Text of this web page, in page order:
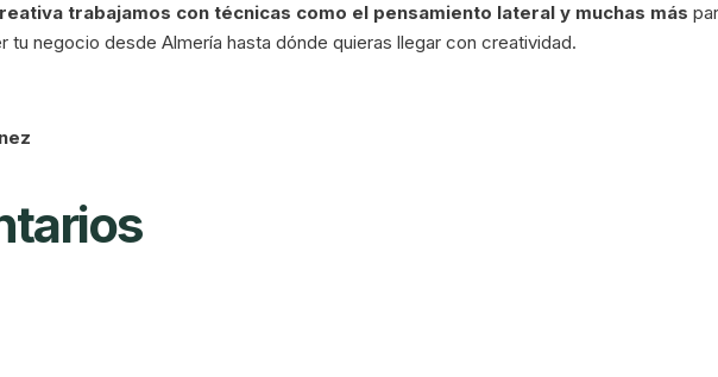
trabajamos con técnicas como el pensamiento lateral y muchas más
tu negocio desde Almería hasta dónde quieras llegar con creatividad.